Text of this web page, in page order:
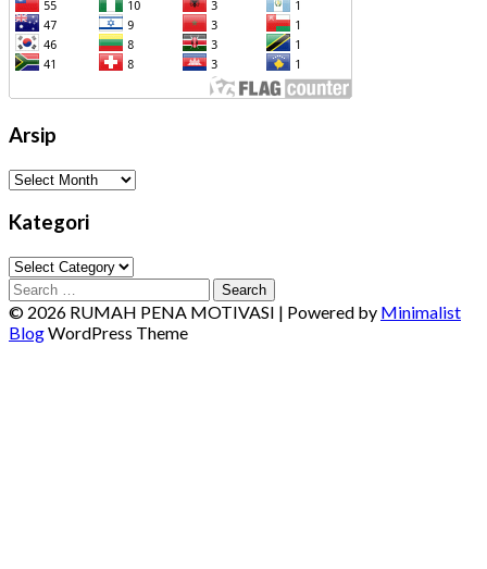
Arsip
Arsip
Kategori
Kategori
Search
for:
© 2026 RUMAH PENA MOTIVASI | Powered by Minimalist
BlogWordPress Theme